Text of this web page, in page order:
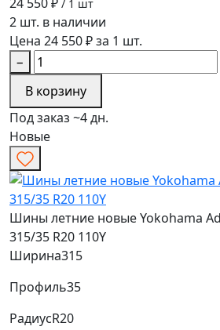
/ 1 шт
2 шт. в наличии
Цена 24 550 ₽ за 1 шт.
−
В корзину
Под заказ ~4 дн.
Новые
Шины летние новые Yokohama
315/35 R20 110Y
Ширина315
Профиль35
РадиусR20